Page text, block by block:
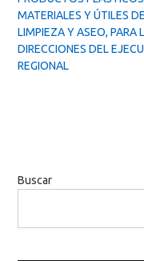
MATERIALES Y ÚTILES DE
LIMPIEZA Y ASEO, PARA
DIRECCIONES DEL
REGIONAL
Buscar